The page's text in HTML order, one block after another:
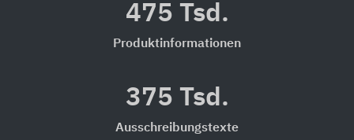
475 Tsd.
Produktinformationen
375 Tsd.
Ausschreibungstexte